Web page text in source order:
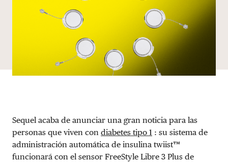
Sequel acaba de anunciar una gran noticia para las
personas que viven con diabetes tipo 1 : su sistema de
administración automática de insulina twiist™
funcionará con el sensor FreeStyle Libre 3 Plus de